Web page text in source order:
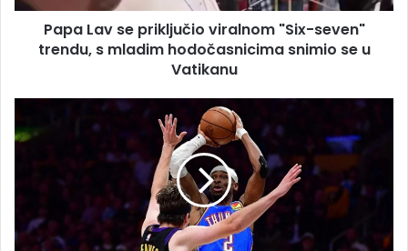
s
mladim
hodočasnicima
Papa Lav se priključio viralnom "Six-seven"
trendu, s mladim hodočasnicima snimio se u
Vatikanu
tvrdi:
Shai
Alexander
godinu
zaredom